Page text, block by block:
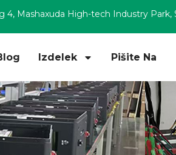
4, Mashaxuda High-tech Industry Park,
Izdelek Pišite Na